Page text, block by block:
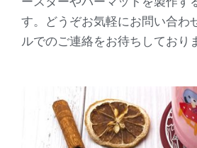
す。どうぞお気軽にお問い合わ
ルでのご連絡をお待ちしており